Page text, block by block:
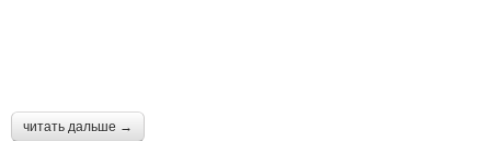
читать дальше →